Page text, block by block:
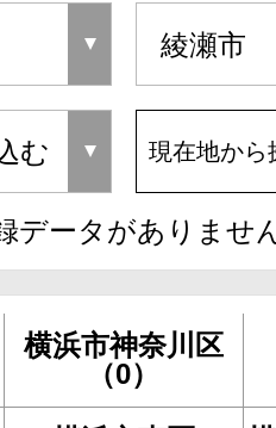
現在地から
データがありませ
横浜市神奈川区
（0）